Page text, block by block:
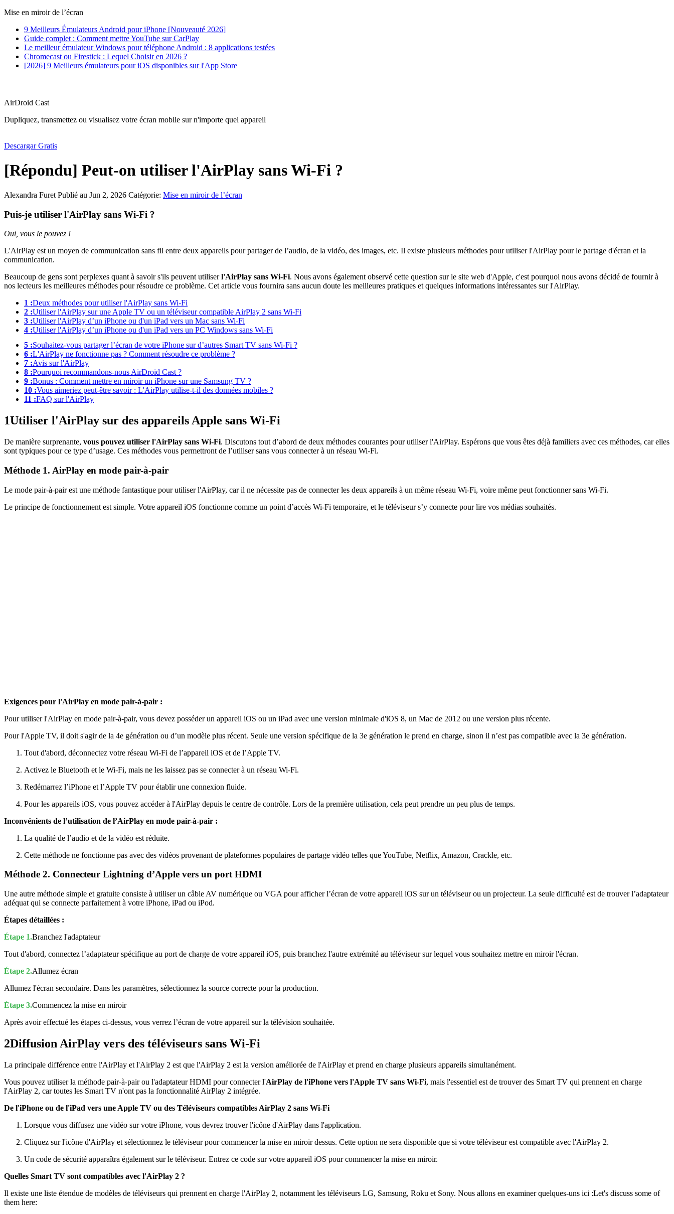
Mise en miroir de l’écran
9 Meilleurs Émulateurs Android pour iPhone [Nouveauté 2026]
Guide complet : Comment mettre YouTube sur CarPlay
Le meilleur émulateur Windows pour téléphone Android : 8 applications testées
Chromecast ou Firestick : Lequel Choisir en 2026 ?
[2026] 9 Meilleurs émulateurs pour iOS disponibles sur l'App Store
AirDroid Cast
Dupliquez, transmettez ou visualisez votre écran mobile sur n'importe quel appareil
Descargar Gratis
[Répondu] Peut-on utiliser l'AirPlay sans Wi-Fi ?
Alexandra Furet Publié au Jun 2, 2026 Catégorie: Mise en miroir de l’écran
Puis-je utiliser l'AirPlay sans Wi-Fi ?
Oui, vous le pouvez !
L'AirPlay est un moyen de communication sans fil entre deux appareils pour partager de l’audio, de la vidéo, des images, etc. Il existe plusieurs méthodes pour utiliser l'AirPlay pour le partage d'écran et la
communication.
Beaucoup de gens sont perplexes quant à savoir s'ils peuvent utiliserl'AirPlay sans Wi-Fi. Nous avons également observé cette question sur le site web d'Apple, c'est pourquoi nous avons décidé de fournir à
nos lecteurs les meilleures méthodes pour résoudre ce problème. Cet article vous fournira sans aucun doute les meilleures pratiques et quelques informations intéressantes sur l'AirPlay.
1 :Deux méthodes pour utiliser l'AirPlay sans Wi-Fi
2 :Utiliser l'AirPlay sur une Apple TV ou un téléviseur compatible AirPlay 2 sans Wi-Fi
3 :Utiliser l'AirPlay d’un iPhone ou d'un iPad vers un Mac sans Wi-Fi
4 :Utiliser l'AirPlay d’un iPhone ou d'un iPad vers un PC Windows sans Wi-Fi
5 :Souhaitez-vous partager l’écran de votre iPhone sur d’autres Smart TV sans Wi-Fi ?
6 :L'AirPlay ne fonctionne pas ? Comment résoudre ce problème ?
7 :Avis sur l'AirPlay
8 :Pourquoi recommandons-nous AirDroid Cast ?
9 :Bonus : Comment mettre en miroir un iPhone sur une Samsung TV ?
10 :Vous aimeriez peut-être savoir : L'AirPlay utilise-t-il des données mobiles ?
11 :FAQ sur l'AirPlay
1Utiliser l'AirPlay sur des appareils Apple sans Wi-Fi
De manière surprenante, vous pouvez utiliser l'AirPlay sans Wi-Fi. Discutons tout d’abord de deux méthodes courantes pour utiliser l'AirPlay. Espérons que vous êtes déjà familiers avec ces méthodes, car elles
sont typiques pour ce type d’usage. Ces méthodes vous permettront de l’utiliser sans vous connecter à un réseau Wi-Fi.
Méthode 1. AirPlay en mode pair-à-pair
Le mode pair-à-pair est une méthode fantastique pour utiliser l'AirPlay, car il ne nécessite pas de connecter les deux appareils à un même réseau Wi-Fi, voire même peut fonctionner sans Wi-Fi.
Le principe de fonctionnement est simple. Votre appareil iOS fonctionne comme un point d’accès Wi-Fi temporaire, et le téléviseur s’y connecte pour lire vos médias souhaités.
Exigences pour l'AirPlay en mode pair-à-pair :
Pour utiliser l'AirPlay en mode pair-à-pair, vous devez posséder un appareil iOS ou un iPad avec une version minimale d'iOS 8, un Mac de 2012 ou une version plus récente.
Pour l'Apple TV, il doit s'agir de la 4e génération ou d’un modèle plus récent. Seule une version spécifique de la 3e génération le prend en charge, sinon il n’est pas compatible avec la 3e génération.
Tout d'abord, déconnectez votre réseau Wi-Fi de l’appareil iOS et de l’Apple TV.
Activez le Bluetooth et le Wi-Fi, mais ne les laissez pas se connecter à un réseau Wi-Fi.
Redémarrez l’iPhone et l’Apple TV pour établir une connexion fluide.
Pour les appareils iOS, vous pouvez accéder à l'AirPlay depuis le centre de contrôle. Lors de la première utilisation, cela peut prendre un peu plus de temps.
Inconvénients de l’utilisation de l’AirPlay en mode pair-à-pair :
La qualité de l’audio et de la vidéo est réduite.
Cette méthode ne fonctionne pas avec des vidéos provenant de plateformes populaires de partage vidéo telles que YouTube, Netflix, Amazon, Crackle, etc.
Méthode 2. Connecteur Lightning d’Apple vers un port HDMI
Une autre méthode simple et gratuite consiste à utiliser un câble AV numérique ou VGA pour afficher l’écran de votre appareil iOS sur un téléviseur ou un projecteur. La seule difficulté est de trouver l’adaptateur
adéquat qui se connecte parfaitement à votre iPhone, iPad ou iPod.
Étapes détaillées :
Étape 1.Branchez l'adaptateur
Tout d'abord, connectez l’adaptateur spécifique au port de charge de votre appareil iOS, puis branchez l'autre extrémité au téléviseur sur lequel vous souhaitez mettre en miroir l'écran.
Étape 2.Allumez écran
Allumez l'écran secondaire. Dans les paramètres, sélectionnez la source correcte pour la production.
Étape 3.Commencez la mise en miroir
Après avoir effectué les étapes ci-dessus, vous verrez l’écran de votre appareil sur la télévision souhaitée.
2Diffusion AirPlay vers des téléviseurs sans Wi-Fi
La principale différence entre l'AirPlay et l'AirPlay 2 est que l'AirPlay 2 est la version améliorée de l'AirPlay et prend en charge plusieurs appareils simultanément.
Vous pouvez utiliser la méthode pair-à-pair ou l'adaptateur HDMI pour connecter l'AirPlay de l'iPhone vers l'Apple TV sans Wi-Fi, mais l'essentiel est de trouver des Smart TV qui prennent en charge
l'AirPlay 2, car toutes les Smart TV n'ont pas la fonctionnalité AirPlay 2 intégrée.
De l'iPhone ou de l'iPad vers une Apple TV ou des Téléviseurs compatibles AirPlay 2 sans Wi-Fi
Lorsque vous diffusez une vidéo sur votre iPhone, vous devrez trouver l'icône d'AirPlay dans l'application.
Cliquez sur l'icône d'AirPlay et sélectionnez le téléviseur pour commencer la mise en miroir dessus. Cette option ne sera disponible que si votre téléviseur est compatible avec l'AirPlay 2.
Un code de sécurité apparaîtra également sur le téléviseur. Entrez ce code sur votre appareil iOS pour commencer la mise en miroir.
Quelles Smart TV sont compatibles avec l'AirPlay 2 ?
Il existe une liste étendue de modèles de téléviseurs qui prennent en charge l'AirPlay 2, notamment les téléviseurs LG, Samsung, Roku et Sony. Nous allons en examiner quelques-uns ici :Let's discuss some of
them here: